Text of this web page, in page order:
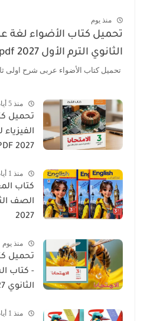
منذ يوم
تحميل كتاب الأضواء لغة
الثانوي الترم الأول 2027 pdf الشرح
تحميل كتاب الأضواء عربى شرح اولى ثانوى
منذ 5 أيام
تحميل
2027 PDF كتاب الشرح
منذ 1 أيام
كتاب
الصف
2027
منذ يوم
تحميل
- كتاب
الثانوي 2027 PDF
منذ 1 أيام